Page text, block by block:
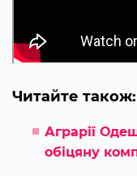
Читайте також:
Аграрії
обіцяну